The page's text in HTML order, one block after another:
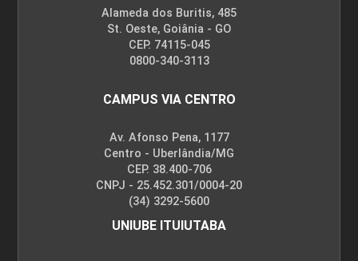
UNIUBE GOIÂNIA
SETOR OESTE
Alameda dos Buritis, 485
CEP. 74115-045
CAMPUS VIA CENTRO
Av. Afonso Pena, 1177
Centro - Uberlândia/MG
CEP. 38.400-706